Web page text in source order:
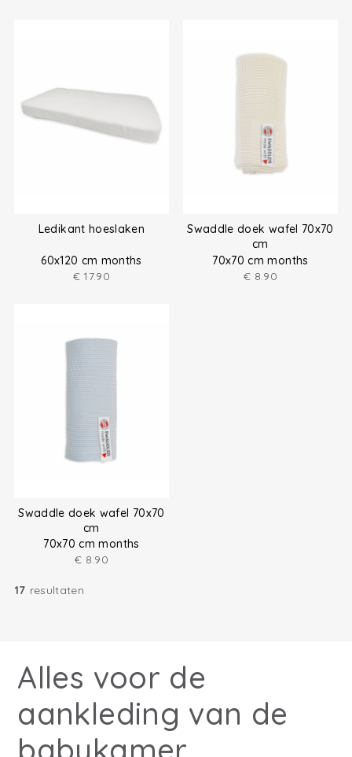
Ledikant hoeslaken
60x120 cm months
€ 17.90
Swaddle doek wafel 70x70
cm
70x70 cm months
€ 8.90
Swaddle doek wafel 70x70
cm
70x70 cm months
€ 8.90
17 resultaten
Alles voor de
aankleding van de